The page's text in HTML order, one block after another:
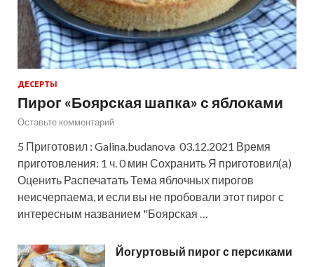
ДЕСЕРТЫ
Пирог «Боярская шапка» с яблоками
Оставьте комментарий
5 Приготовил : Galina.budanova 03.12.2021 Время
приготовления: 1 ч. 0 мин Сохранить Я приготовил(а)
Оценить Распечатать Тема яблочных пирогов
неисчерпаема, и если вы не пробовали этот пирог с
интересным названием "Боярская …
Йогуртовый пирог с персиками